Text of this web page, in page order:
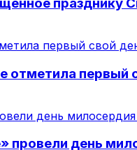
празднику
отметила первый
провели день